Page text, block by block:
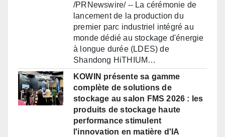
/PRNewswire/ -- La cérémonie de
lancement de la production du
premier parc industriel intégré au
monde dédié au stockage d'énergie
à longue durée (LDES) de
Shandong HiTHIUM…
KOWIN présente sa gamme
complète de solutions de
stockage au salon FMS 2026 : les
produits de stockage haute
performance stimulent
l'innovation en matière d'IA